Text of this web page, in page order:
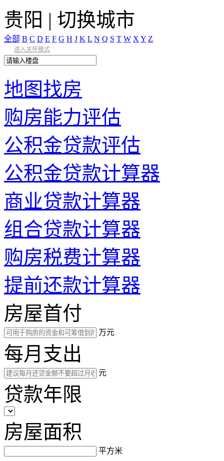
贵阳 | 切换城市
全部 B C D E F G H J K L N Q S T W X Y Z
进入关怀模式
地图找房
购房能力评估
公积金贷款评估
公积金贷款计算器
商业贷款计算器
组合贷款计算器
购房税费计算器
提前还款计算器
房屋首付
万元
每月支出
元
贷款年限
房屋面积
平方米